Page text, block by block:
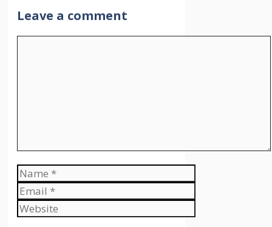
Leave a comment
Name
Email
Website